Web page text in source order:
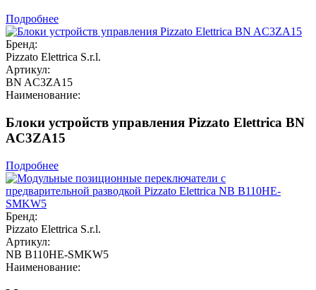
Подробнее
Бренд:
Pizzato Elettrica S.r.l.
Артикул:
BN AC3ZA15
Наименование:
Блоки устройств управления Pizzato Elettrica BN
AC3ZA15
Подробнее
Бренд:
Pizzato Elettrica S.r.l.
Артикул:
NB B110HE-SMKW5
Наименование: